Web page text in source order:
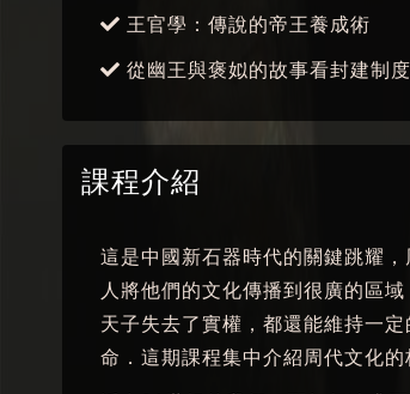
王官學：傳說的帝王養成術
從幽王與褒姒的故事看封建制
課程介紹
這是中國新石器時代的關鍵跳耀
人將他們的文化傳播到很廣的區
天子失去了實權，都還能維持一
命．這期課程集中介紹周代文化的